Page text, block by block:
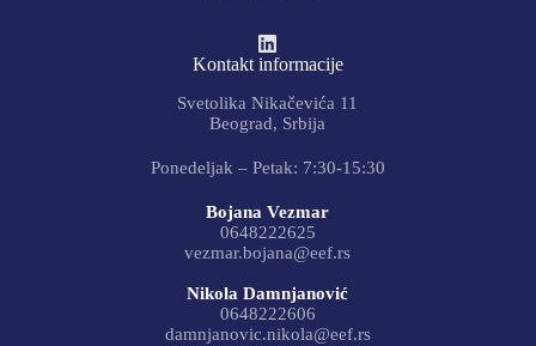
Kontakt informacije
Svetolika Nikačevića 11
Beograd, Srbija
Ponedeljak – Petak: 7:30-15:30
Bojana Vezmar
0648222625
vezmar.bojana@eef.rs
Nikola Damnjanović
0648222606
damnjanovic.nikola@eef.rs